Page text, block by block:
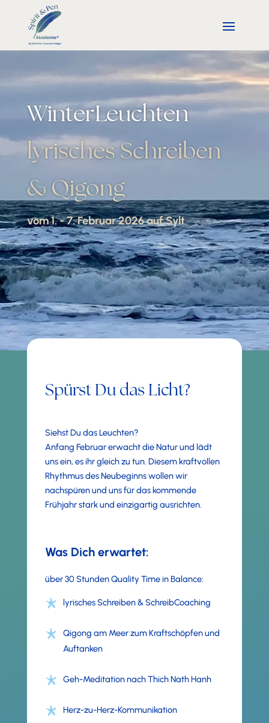
WinterLeuchten
lyrisches Schreiben
& Qigong
vom 1. - 7. Februar 2026 auf Sylt
Spürst Du das Licht?
Siehst Du das Leuchten?
Anfang Februar erwacht die Natur und lädt
uns ein, es ihr gleich zu tun. Diesem kraftvollen
Rhythmus des Neubeginns wollen wir
nachspüren und uns für das kommende
Frühjahr stark und einzigartig ausrichten.
Was Dich erwartet:
über 30 Stunden Quality Time in Balance:
lyrisches Schreiben & SchreibCoaching
Qigong am Meer zum Kraftschöpfen und
Auftanken
Geh-Meditation nach Thich Nath Hanh
Herz-zu-Herz-Kommunikation